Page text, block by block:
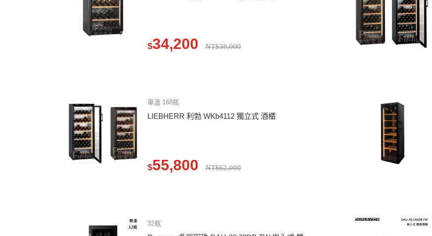
$34,200 NT$38,000
單溫 168瓶
LIEBHERR 利勃 WKb4112 獨立式 酒櫃
$55,800 NT$62,000
32瓶